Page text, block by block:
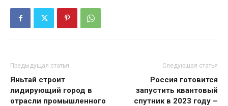
Предыдущая статья
Яньтай строит
лидирующий город в
отрасли промышленного
Следующая статья
Россия готовится
запустить квантовый
спутник в 2023 году –